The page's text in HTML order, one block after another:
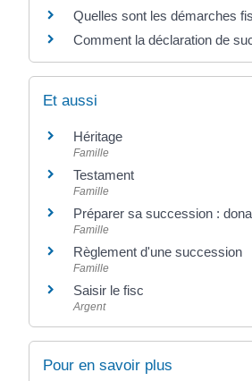
Quelles sont les démarches
Comment la déclaration de
Et aussi
Héritage
Famille
Testament
Famille
Préparer sa succession :
Famille
Règlement d'une succession
Famille
Saisir le fisc
Argent
Pour en savoir plus